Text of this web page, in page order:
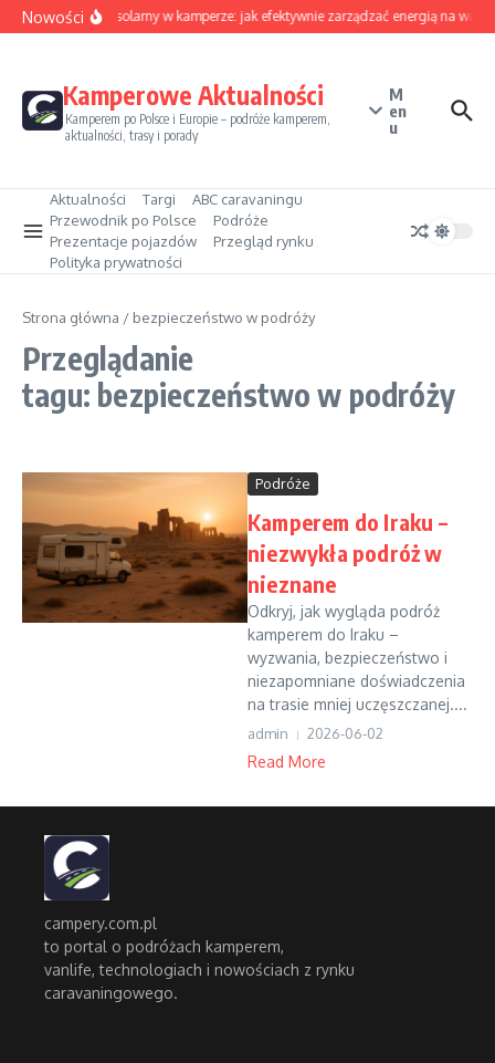
Przejdź do treści
NowościSezon solarny w kamperze: jak efektywnie zarządzać energią na
Kamperowe Aktualności
Kamperem po Polsce i Europie – podróże kamperem,
aktualności, trasy i porady
M
en
u
Aktualności Targi
ABC caravaningu
Przewodnik po Polsce
Podróże
Prezentacje pojazdów
Przegląd rynku
Polityka prywatności
Strona główna / bezpieczeństwo w podróży
Przeglądanie
tagu: bezpieczeństwo w podróży
Podróże
Kamperem do Iraku –
niezwykła podróż w
nieznane
Odkryj, jak wygląda podróż
kamperem do Iraku –
wyzwania, bezpieczeństwo i
niezapomniane doświadczenia
na trasie mniej uczęszczanej....
admin 2026-06-02
Read More
campery.com.pl
to portal o podróżach kamperem,
vanlife, technologiach i nowościach z rynku
caravaningowego.